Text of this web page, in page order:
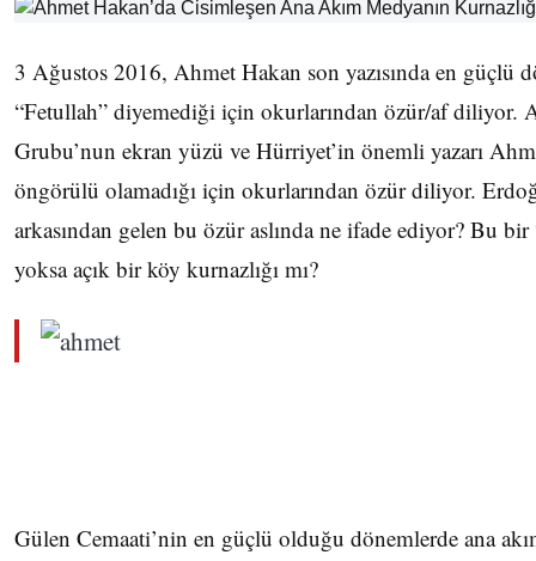
3 Ağustos 2016, Ahmet Hakan son yazısında en güçlü
“Fetullah” diyemediği için okurlarından özür/af diliyor.
Grubu’nun ekran yüzü ve Hürriyet’in önemli yazarı
öngörülü olamadığı için okurlarından özür diliyor.
arkasından gelen bu özür aslında ne ifade ediyor? Bu
yoksa açık bir köy kurnazlığı mı?
Gülen Cemaati’nin en güçlü olduğu dönemlerde ana